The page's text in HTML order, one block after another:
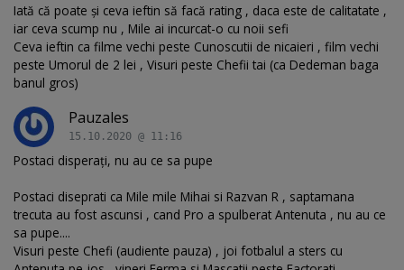
Iată că poate și ceva ieftin să facă rating , daca este de calitatate ,
iar ceva scump nu , Mile ai incurcat-o cu noii sefi
Ceva ieftin ca filme vechi peste Cunoscutii de nicaieri , film vechi
peste Umorul de 2 lei , Visuri peste Chefii tai (ca Dedeman baga
banul gros)
Pauzales
15.10.2020 @ 11:16
Postaci disperați, nu au ce sa pupe
Postaci diseprati ca Mile mile Mihai si Razvan R , saptamana
trecuta au fost ascunsi , cand Pro a spulberat Antenuta , nu au ce
sa pupe....
Visuri peste Chefi (audiente pauza) , joi fotbalul a sters cu